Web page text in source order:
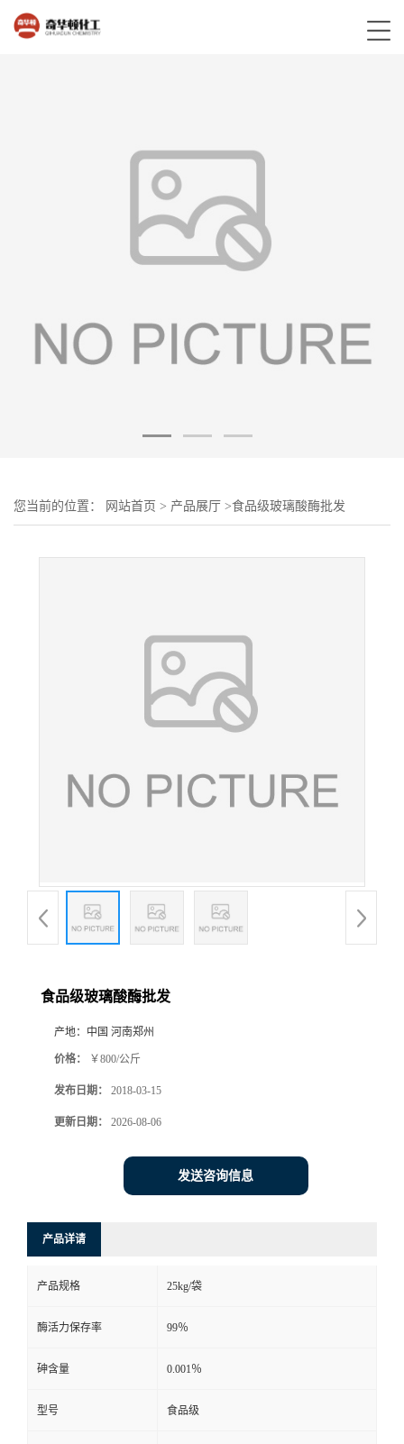
您当前的位置： 网站首页 > 产品展厅 >食品级玻璃酸酶批发
食品级玻璃酸酶批发
产地： 中国 河南郑州
价格： ￥800/公斤
发布日期： 2018-03-15
更新日期： 2026-08-06
发送咨询信息
产品详请
产品规格 25kg/袋
酶活力保存率 99％
砷含量 0.001％
型号 食品级